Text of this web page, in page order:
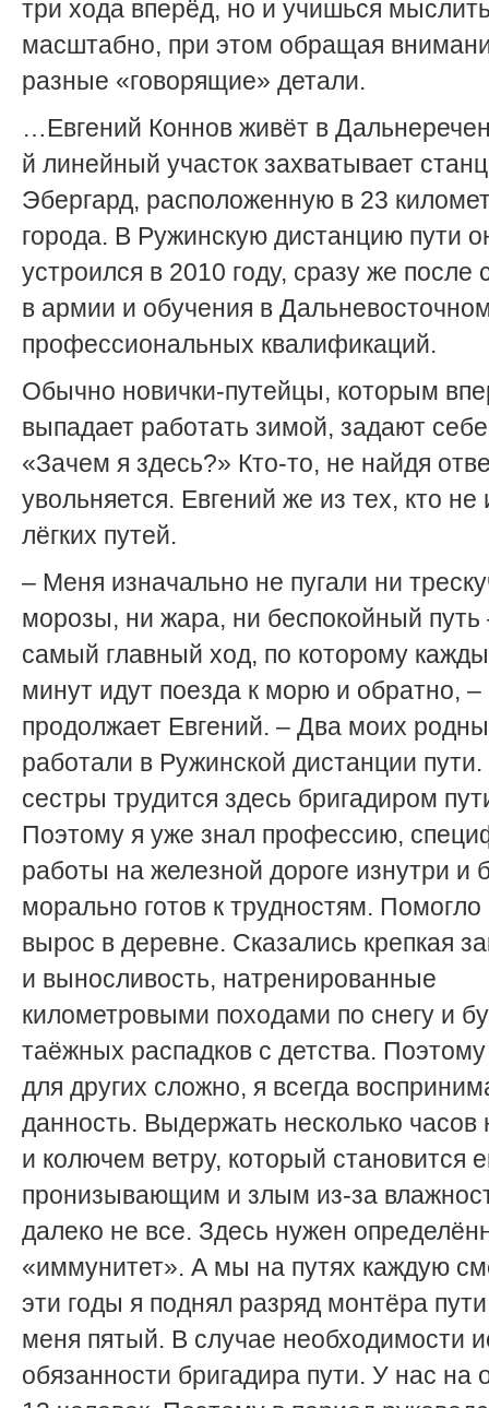
три хода вперёд, но и учишься
масштабно, при этом обращая
разные «говорящие» детали.
…Евгений Коннов живёт в
й линейный участок захватывает
Эбергард, расположенную в 23
города. В Ружинскую дистанцию пути
устроился в 2010 году, сразу же после
в армии и обучения в
профессиональных квалификаций.
Обычно новички-путейцы, которым
выпадает работать зимой, задают
«Зачем я здесь?» Кто-то, не найдя
увольняется. Евгений же из тех, кто не
лёгких путей.
– Меня изначально не пугали ни
морозы, ни жара, ни беспокойный путь
самый главный ход, по которому
минут идут поезда к морю и обратно, –
продолжает Евгений. – Два моих
работали в Ружинской дистанции
сестры трудится здесь бригадиром
Поэтому я уже знал профессию,
работы на железной дороге изнутри и
морально готов к трудностям. Помогло
вырос в деревне. Сказались крепкая
и выносливость, натренированные
километровыми походами по снегу и
таёжных распадков с детства. Поэтому
для других сложно, я всегда
данность. Выдержать несколько часов
и колючем ветру, который становится
пронизывающим и злым из-за
далеко не все. Здесь нужен
«иммунитет». А мы на путях каждую
эти годы я поднял разряд монтёра
меня пятый. В случае необходимости
обязанности бригадира пути. У нас на